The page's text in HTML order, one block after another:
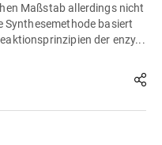
Maßstab allerdings nicht
Synthesemethode basiert
der enzy...